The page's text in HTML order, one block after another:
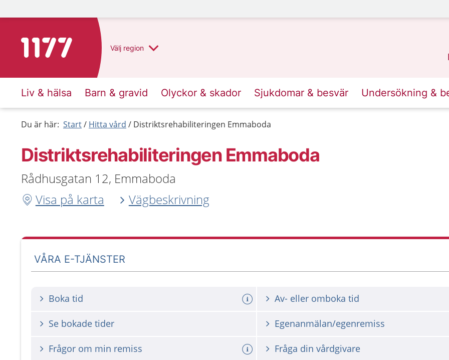
Till startsidan för 1177 Välj region
Liv & hälsa Barn & gravid Olyckor & skador Sjukdomar & besvär Undersökning &
Du är här: Start Hitta vård Distriktsrehabiliteringen Emmaboda
Distriktsrehabiliteringen Emmaboda
Rådhusgatan 12, Emmaboda
Visa på karta
Vägbeskrivning
VÅRA E-TJÄNSTER
Boka tid Av- eller omboka tid
Se bokade tider Egenanmälan/egenremiss
Frågor om min remiss Fråga din vårdgivare